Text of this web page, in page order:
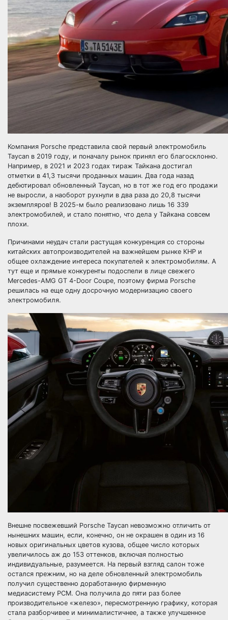
Компания Porsche представила свой первый электромобиль
Taycan в 2019 году, и поначалу рынок принял его благосклонно.
Например, в 2021 и 2023 годах тираж Тайкана достигал
отметки в 41,3 тысячи проданных машин. Два года назад
дебютировал обновленный Taycan, но в тот же год его продажи
не выросли, а наоборот рухнули в два раза до 20,8 тысячи
экземпляров! В 2025-м было реализовано лишь 16 339
электромобилей, и стало понятно, что дела у Тайкана совсем
плохи.
Причинами неудач стали растущая конкуренция со стороны
китайских автопроизводителей на важнейшем рынке КНР и
общее охлаждение интереса покупателей к электромобилям. А
тут еще и прямые конкуренты подоспели в лице свежего
Mercedes-AMG GT 4-Door Coupe, поэтому фирма Porsche
решилась на еще одну досрочную модернизацию своего
электромобиля.
Внешне посвежевший Porsche Taycan невозможно отличить от
нынешних машин, если, конечно, он не окрашен в один из 16
новых оригинальных цветов кузова, общее число которых
увеличилось аж до 153 оттенков, включая полностью
индивидуальные, разумеется. На первый взгляд салон тоже
остался прежним, но на деле обновленный электромобиль
получил существенно доработанную фирменную
медиасистему PCM. Она получила до пяти раз более
производительное «железо», пересмотренную графику, которая
стала разборчивее и минималистичнее, а также улучшенное